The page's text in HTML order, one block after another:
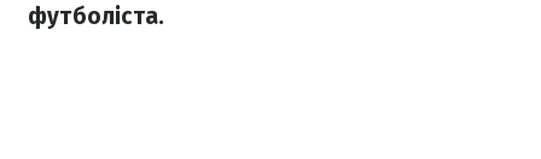
футболіста.